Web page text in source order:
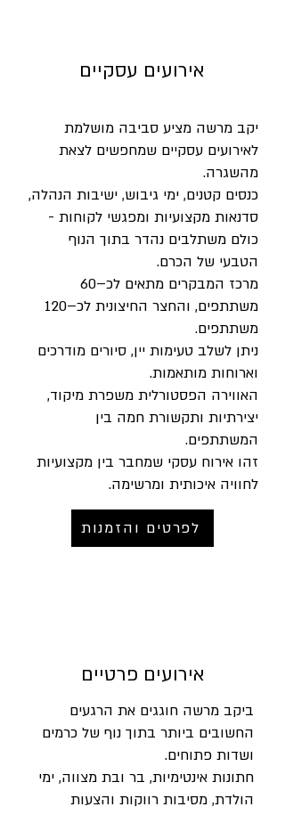
אירועים עסקיים
יקב מרשה מציע סביבה מושלמת
לאירועים עסקיים שמחפשים לצאת
מהשגרה.
כנסים קטנים, ימי גיבוש, ישיבות הנהלה,
סדנאות מקצועיות ומפגשי לקוחות -
כולם משתלבים נהדר בתוך הנוף
הטבעי של הכרם.
מרכז המבקרים מתאים לכ–60
משתתפים, והחצר החיצונית לכ–120
משתתפים.
ניתן לשלב טעימות יין, סיורים מודרכים
וארוחות מותאמות.
האווירה הפסטורלית משפרת מיקוד,
יצירתיות ותקשורת חמה בין
המשתתפים.
זהו אירוח עסקי שמחבר בין מקצועיות
לחוויה איכותית ומרשימה.
לפרטים והזמנות
אירועים פרטיים
ביקב מרשה חוגגים את הרגעים
החשובים ביותר בתוך נוף של כרמים
ושדות פתוחים.
חתונות אינטימיות, בר ובת מצווה, ימי
הולדת, מסיבות רווקות והצעות